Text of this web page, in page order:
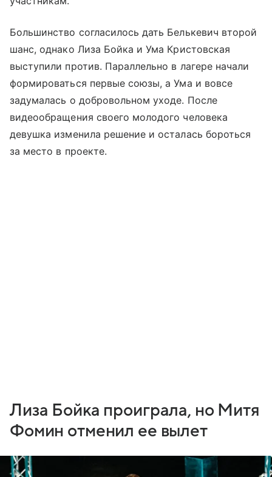
Большинство согласилось дать Белькевич второй
шанс, однако Лиза Бойка и Ума Кристовская
выступили против. Параллельно в лагере начали
формироваться первые союзы, а Ума и вовсе
задумалась о добровольном уходе. После
видеообращения своего молодого человека
девушка изменила решение и осталась бороться
за место в проекте.
Лиза Бойка проиграла, но Митя
Фомин отменил ее вылет